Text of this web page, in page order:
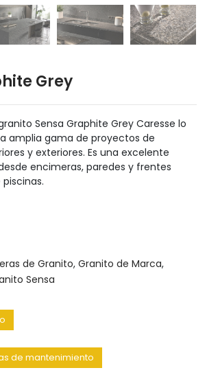
Grey
Sensa Graphite Grey Caresse lo
amplia gama de proyectos de
y exteriores. Es una excelente
encimeras, paredes y frentes
de Granito, Granito de Marca,
Sensa
de mantenimiento